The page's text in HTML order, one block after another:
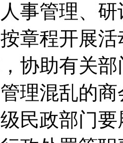
事管理、
章程开展
协助有关
理混乱的
民政部门